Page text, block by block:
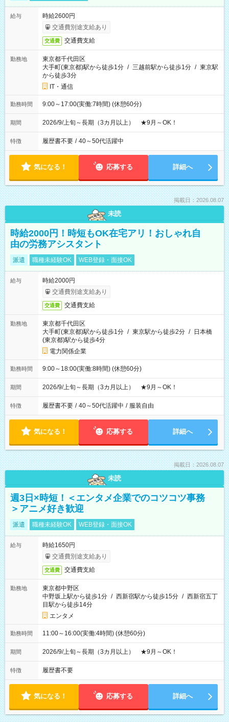
給与
時給2600円
交通費別途支給あり
交通費 交通費支給
勤務地
東京都千代田区
大手町(東京都)駅から徒歩1分 / 三越前駅から徒歩1分 / 東京駅
から徒歩3分
IT・通信
勤務時間 9:00～17:00(実働:7時間) (休憩60分)
期間 2026/9/上旬～長期（3カ月以上） ★9月～OK！
特徴 履歴書不要 / 40～50代活躍中
気になる！ 応募する 詳細へ
掲載日：2026.08.07
未読
時給2000円！時短もOK在宅アリ！おしゃれ自
由の労務アシスタント
派遣 職種未経験OK WEB登録・面接OK
給与
時給2000円
交通費別途支給あり
交通費 交通費支給
勤務地
東京都千代田区
大手町(東京都)駅から徒歩1分 / 東京駅から徒歩2分 / 日本橋
(東京都)駅から徒歩4分
電力関係企業
勤務時間 9:00～18:00(実働:8時間) (休憩60分)
期間 2026/9/上旬～長期（3カ月以上） ★9月～OK！
特徴 履歴書不要 / 40～50代活躍中 / 服装自由
気になる！ 応募する 詳細へ
掲載日：2026.08.07
未読
週3日×時短！＜エンタメ企業でのコツコツ事務
＞アニメ好き歓迎
派遣 職種未経験OK WEB登録・面接OK
給与
時給1650円
交通費別途支給あり
交通費 交通費支給
勤務地
東京都中野区
中野坂上駅から徒歩1分 / 西新宿駅から徒歩15分 / 西新宿五丁
目駅から徒歩14分
エンタメ
勤務時間 11:00～16:00(実働:4時間) (休憩60分)
期間 2026/9/上旬～長期（3カ月以上） ★9月～OK！
特徴 履歴書不要
気になる！ 応募する 詳細へ